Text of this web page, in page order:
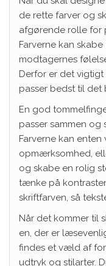
de rette farver og
afgørende rolle for
Farverne kan
modtagernes
Derfor er det
passer bedst til det
En god
passer sammen og
Farverne kan
opmærksomhed,
og skabe en rolig
tænke på
skriftfarven, så
Når det kommer til
en, der er
findes et væld af
udtryk og stilarter.